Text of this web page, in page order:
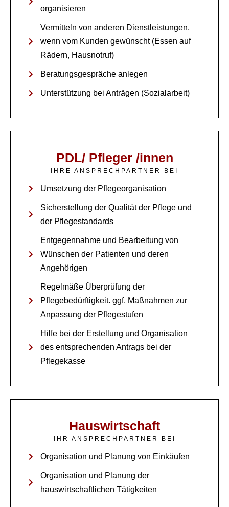
organisieren
Vermitteln von anderen Dienstleistungen,
wenn vom Kunden gewünscht (Essen auf
Rädern, Hausnotruf)
Beratungsgespräche anlegen
Unterstützung bei Anträgen (Sozialarbeit)
PDL/ Pfleger /innen
IHRE ANSPRECHPARTNER BEI
Umsetzung der Pflegeorganisation
Sicherstellung der Qualität der Pflege und
der Pflegestandards
Entgegennahme und Bearbeitung von
Wünschen der Patienten und deren
Angehörigen
Regelmäße Überprüfung der
Pflegebedürftigkeit. ggf. Maßnahmen zur
Anpassung der Pflegestufen
Hilfe bei der Erstellung und Organisation
des entsprechenden Antrags bei der
Pflegekasse
Hauswirtschaft
IHR ANSPRECHPARTNER BEI
Organisation und Planung von Einkäufen
Organisation und Planung der
hauswirtschaftlichen Tätigkeiten